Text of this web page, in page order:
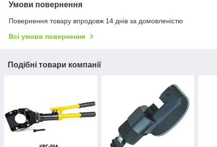
Умови повернення
Повернення товару впродовж 14 днів за домовленістю
Всі умови повернення
Подібні товари компанії